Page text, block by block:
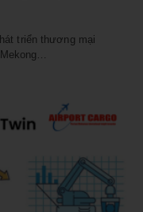
triển thương mại